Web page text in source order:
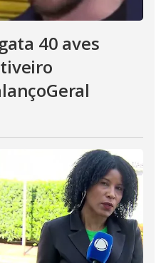
40 aves